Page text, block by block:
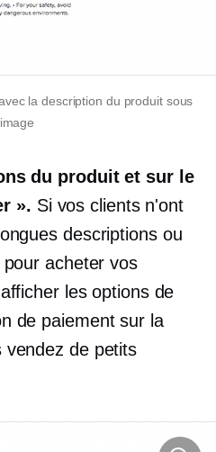
la description du produit sous
du produit et sur le
». Si vos clients n'ont
descriptions ou
acheter vos
les options de
de paiement sur la
vendez de petits